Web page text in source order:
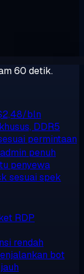
60 detik.
bln
DDR5
permintaan
penuh
penyewa
sesuai spek
RDP
rendah
bot